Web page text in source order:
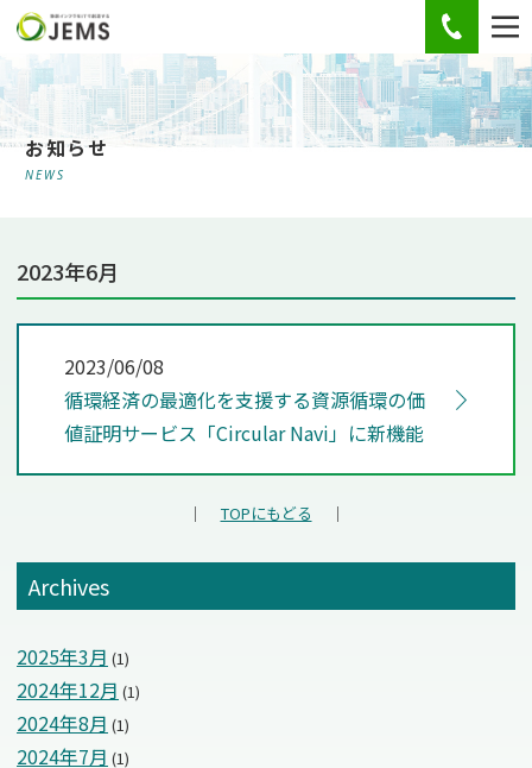
お知らせ
NEWS
2023年6月
2023/06/08
循環経済の最適化を支援する資源循環の価
値証明サービス「Circular Navi」に新機能
｜ TOPにもどる ｜
Archives
2025年3月 (1)
2024年12月 (1)
2024年8月 (1)
2024年7月 (1)